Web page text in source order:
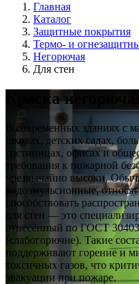
Главная
Каталог
Защитные покрытия
Термо- и
Негорючая
Для стен
Краска
В современных зданиях
школах, детских садах,
гостиницах, офисах и
требования к пожарной
чрезвычайно высоки.
водоэмульсионные,
способствовать
для стен — это
отнесённый по ГОСТ
(слабогорючие). Такие
поддерживают горение и
токсичных газов, что
эвакуации при пожаре.